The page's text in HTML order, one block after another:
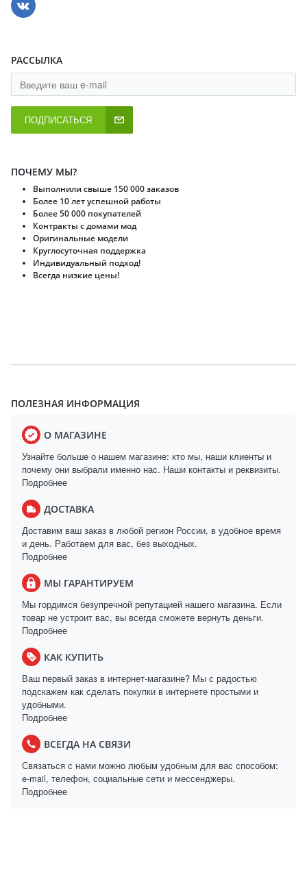
РАССЫЛКА
ПОДПИСАТЬСЯ
ПОЧЕМУ МЫ?
Выполнили свыше 150 000 заказов
Более 10 лет успешной работы
Более 50 000 покупателей
Контракты с домами мод
Оригинальные модели
Круглосуточная поддержка
Индивидуальный подход!
Всегда низкие цены!
ПОЛЕЗНАЯ ИНФОРМАЦИЯ
О МАГАЗИНЕ
Узнайте больше о нашем магазине: кто мы, наши клиенты и
почему они выбрали именно нас. Наши контакты и реквизиты.
Подробнее
ДОСТАВКА
Доставим ваш заказ в любой регион России, в удобное время
и день. Работаем для вас, без выходных.
Подробнее
МЫ ГАРАНТИРУЕМ
Мы гордимся безупречной репутацией нашего магазина. Если
товар не устроит вас, вы всегда сможете вернуть деньги.
Подробнее
КАК КУПИТЬ
Ваш первый заказ в интернет-магазине? Мы с радостью
подскажем как сделать покупки в интернете простыми и
удобными.
Подробнее
ВСЕГДА НА СВЯЗИ
Связаться с нами можно любым удобным для вас способом:
e-mail, телефон, социальные сети и мессенджеры.
Подробнее